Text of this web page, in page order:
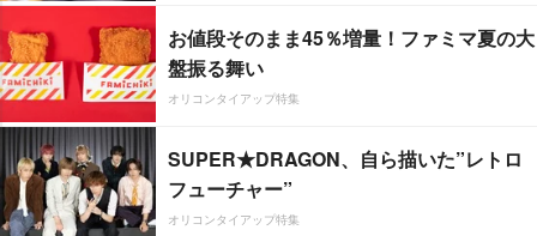
お値段そのまま45％増量！ファミマ夏の大
盤振る舞い
オリコンタイアップ特集
SUPER★DRAGON、自ら描いた”レトロ
フューチャー”
オリコンタイアップ特集